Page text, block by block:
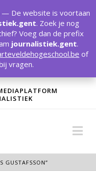
GUSTAFSSON”
— De website is voortaan
. Zoek je nog
Voeg dan de prefix
journalistiek.gent.
of
vragen.